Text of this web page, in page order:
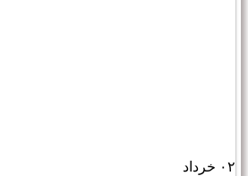
۰۲ خرداد